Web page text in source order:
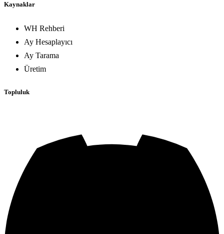
Kaynaklar
WH Rehberi
Ay Hesaplayıcı
Ay Tarama
Üretim
Topluluk